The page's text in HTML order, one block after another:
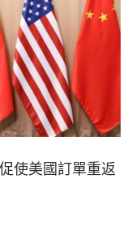
使美國訂單重返